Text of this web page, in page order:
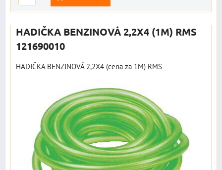
HADIČKA BENZINOVÁ 2,2X4 (1M) RMS
121690010
HADIČKA BENZINOVÁ 2,2X4 (cena za 1M) RMS